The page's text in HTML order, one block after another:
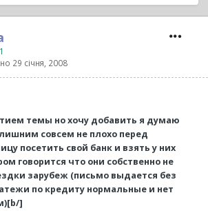
29 січня, 2008
темы но хочу добавить я думаю
совсем не плохо перед
посетить свой банк и взять у них
говорится что они собственно не
зарубеж (письмо выдается без
по кредиту нормальные и нет
]